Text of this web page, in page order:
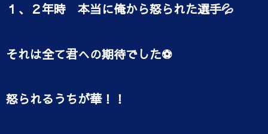
１、２年時 本当に俺から怒られた選手💦
それは全て君への期待でした⚽️
怒られるうちが華！！